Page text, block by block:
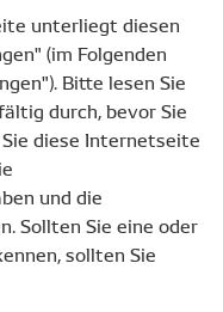
unterliegt diesen
(im Folgenden
Bitte lesen Sie
durch, bevor Sie
diese Internetseite
und die
Sollten Sie eine oder
sollten Sie